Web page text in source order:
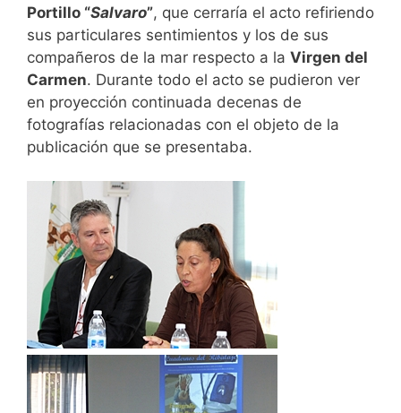
Portillo “Salvaro”, que cerraría el acto refiriendo
sus particulares sentimientos y los de sus
compañeros de la mar respecto a la Virgen del
Carmen. Durante todo el acto se pudieron ver
en proyección continuada decenas de
fotografías relacionadas con el objeto de la
publicación que se presentaba.